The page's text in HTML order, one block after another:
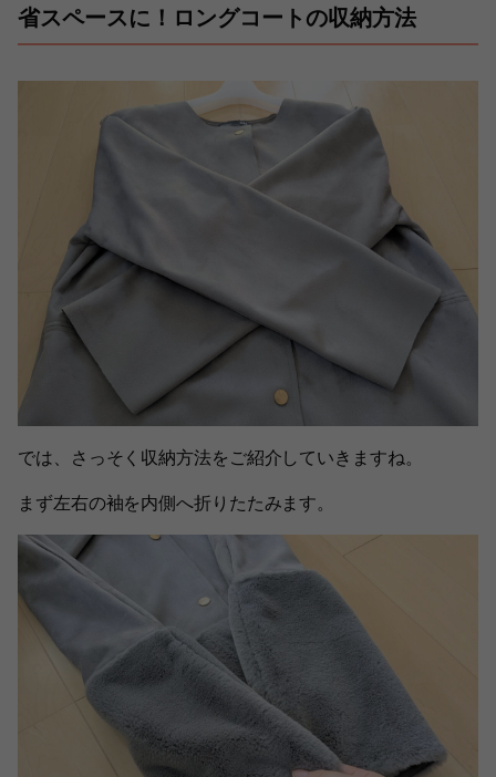
省スペースに！ロングコートの収納方法
では、さっそく収納方法をご紹介していきますね。
まず左右の袖を内側へ折りたたみます。